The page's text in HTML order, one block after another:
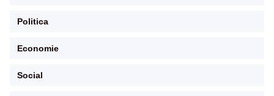
Politica
Economie
Social